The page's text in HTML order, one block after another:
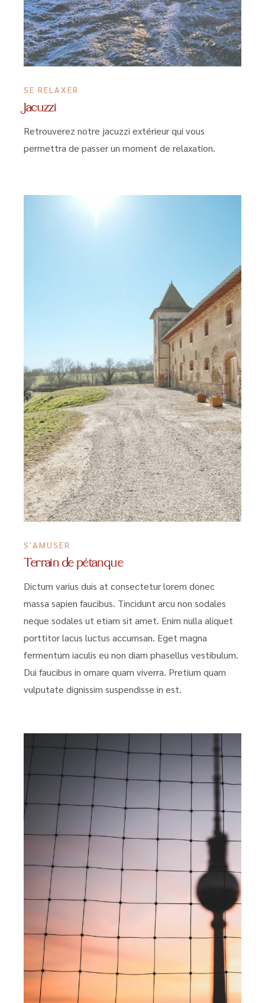
SE RELAXER
Jacuzzi
Retrouverez notre jacuzzi extérieur qui vous
permettra de passer un moment de relaxation.
S'AMUSER
Terrain de pétanque
Dictum varius duis at consectetur lorem donec
massa sapien faucibus. Tincidunt arcu non sodales
neque sodales ut etiam sit amet. Enim nulla aliquet
porttitor lacus luctus accumsan. Eget magna
fermentum iaculis eu non diam phasellus vestibulum.
Dui faucibus in ornare quam viverra. Pretium quam
vulputate dignissim suspendisse in est.